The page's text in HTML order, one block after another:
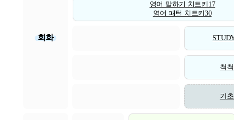
회화
영어 말하기 치트키17
영어 패턴 치트키30
척
기